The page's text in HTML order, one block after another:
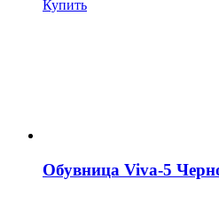
Купить
Обувница Viva-5